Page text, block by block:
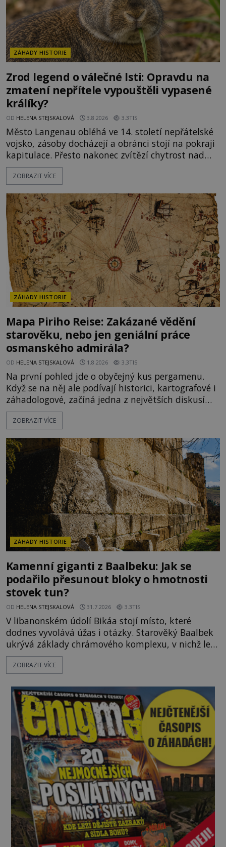
ZÁHADY HISTORIE
Zrod legend o válečné lsti: Opravdu na
zmatení nepřítele vypouštěli vypasené
králíky?
OD HELENA STEJSKALOVÁ 3.8.2026 3.3TIS
Město Langenau obléhá ve 14. století nepřátelské
vojsko, zásoby docházejí a obránci stojí na pokraji
kapitulace. Přesto nakonec zvítězí chytrost nad
hrubou silou. Podle staré německé legendy vypustí
obyvatelé za hradby dobře živeného králíka, aby
dost. Čas pracuje pro obléhatele. Ve městě ubývají
zásoby a každý den znamená další porci strádá
ZOBRAZIT VÍCE
ZÁHADY HISTORIE
Mapa Piriho Reise: Zakázané vědění
starověku, nebo jen geniální práce
osmanského admirála?
OD HELENA STEJSKALOVÁ 1.8.2026 3.3TIS
Na první pohled jde o obyčejný kus pergamenu.
Když se na něj ale podívají historici, kartografové i
záhadologové, začíná jedna z největších diskusí
moderní historie. Osmanský admirál Piri Reis roku
1513 kreslí mapu světa, která překvapuje
ní vidí důkaz ztracené civilizace nebo dokonce
znalost Antarktidy dávno před jejím objevením.
Jiní tvrdí,
ZOBRAZIT VÍCE
ZÁHADY HISTORIE
Kamenní giganti z Baalbeku: Jak se
podařilo přesunout bloky o hmotnosti
stovek tun?
OD HELENA STEJSKALOVÁ 31.7.2026 3.3TIS
V libanonském údolí Bikáa stojí místo, které
dodnes vyvolává úžas i otázky. Starověký Baalbek
ukrývá základy chrámového komplexu, v nichž leží
kameny tak obrovské, že se zdá téměř nemožné je
přesunout. Některé bloky váží kolem tisíce tun,
kolosů dokonce odhadem až 1650 tun. Jak lidé bez
moderních strojů dokázali takové giganty vytesat,
dopravit a přesně u
ZOBRAZIT VÍCE